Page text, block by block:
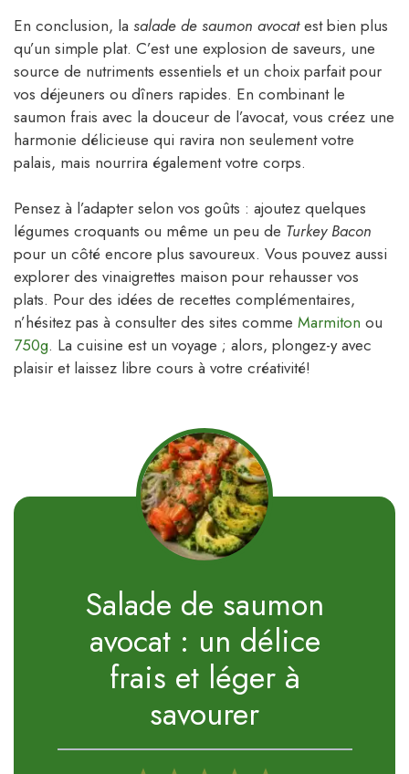
En conclusion, la salade de saumon avocatest bien plus
qu’un simple plat. C’est une explosion de saveurs, une
source de nutriments essentiels et un choix parfait pour
vos déjeuners ou dîners rapides. En combinant le
saumon frais avec la douceur de l’avocat, vous créez une
harmonie délicieuse qui ravira non seulement votre
palais, mais nourrira également votre corps.
Pensez à l’adapter selon vos goûts : ajoutez quelques
légumes croquants ou même un peu de Turkey Bacon
pour un côté encore plus savoureux. Vous pouvez aussi
explorer des vinaigrettes maison pour rehausser vos
plats. Pour des idées de recettes complémentaires,
n’hésitez pas à consulter des sites comme Marmiton ou
750g. La cuisine est un voyage ; alors, plongez-y avec
plaisir et laissez libre cours à votre créativité!
Salade de saumon
avocat : un délice
frais et léger à
savourer